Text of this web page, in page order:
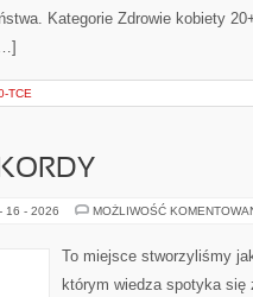
Kategorie Zdrowie kobiety
TCE
16 - 2026 MOŻLIWOŚĆ
To miejsce stworzyliśmy
którym wiedza spotyka